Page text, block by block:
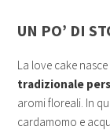
UN PO’ DI
La love cake
tradizionale
aromi floreali. In
cardamomo e